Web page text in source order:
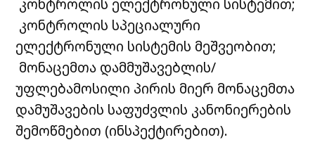
კონტროლის ელექტრონული სისტემით;
კონტროლის სპეციალური
ელექტრონული სისტემის მეშვეობით;
მონაცემთა დამმუშავებლის/
უფლებამოსილი პირის მიერ მონაცემთა
დამუშავების საფუძვლის კანონიერების
შემოწმებით (ინსპექტირებით).